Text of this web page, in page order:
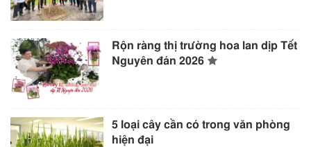
Rộn ràng thị trường hoa lan dịp Tết
Nguyên đán 2026
5 loại cây cần có trong văn phòng
hiện đại